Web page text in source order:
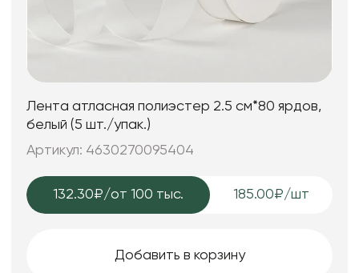
Лента атласная полиэстер 2.5 см*80 ярдов,
белый (5 шт./упак.)
Артикул: 4630270095404
132.30₽/от 100 тыс. 185.00₽/шт
Добавить в корзину